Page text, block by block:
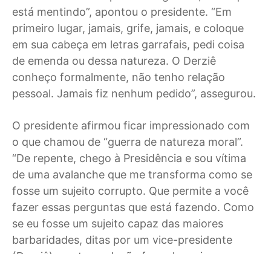
está mentindo”, apontou o presidente. “Em
primeiro lugar, jamais, grife, jamais, e coloque
em sua cabeça em letras garrafais, pedi coisa
de emenda ou dessa natureza. O Derziê
conheço formalmente, não tenho relação
pessoal. Jamais fiz nenhum pedido”, assegurou.
O presidente afirmou ficar impressionado com
o que chamou de “guerra de natureza moral”.
“De repente, chego à Presidência e sou vítima
de uma avalanche que me transforma como se
fosse um sujeito corrupto. Que permite a você
fazer essas perguntas que está fazendo. Como
se eu fosse um sujeito capaz das maiores
barbaridades, ditas por um vice-presidente